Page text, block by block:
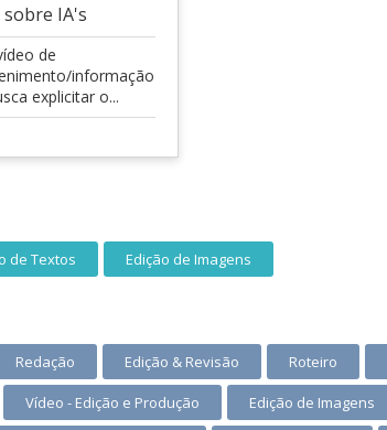
sobre IA's
de
informação
explicitar o...
de Textos Edição de Imagens
Redação Edição & Revisão Roteiro
Vídeo - Edição e Produção Edição de Imagens